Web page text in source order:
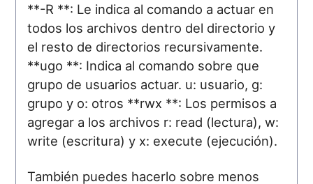
**-R **: Le indica al comando a actuar en
todos los archivos dentro del directorio y
el resto de directorios recursivamente.
**ugo **: Indica al comando sobre que
grupo de usuarios actuar. u: usuario, g:
grupo y o: otros **rwx **: Los permisos a
agregar a los archivos r: read (lectura), w:
write (escritura) y x: execute (ejecución).
También puedes hacerlo sobre menos